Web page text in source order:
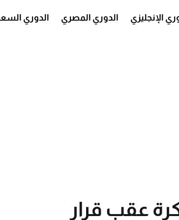
الإنجليزي الدوري المصري الدوري
عقب قرار